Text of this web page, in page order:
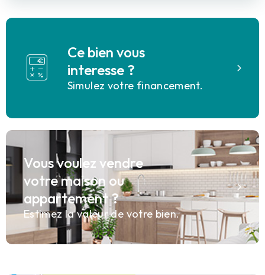
Ce bien vous
interesse ?
Simulez votre financement.
Vous voulez vendre
votre maison ou
appartement ?
Estimez la valeur de votre bien.